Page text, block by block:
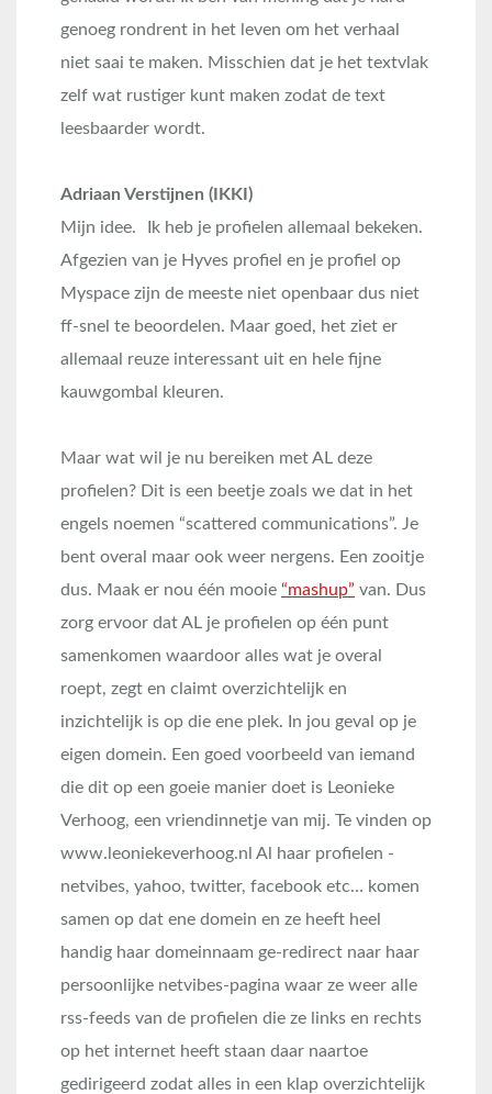
genoeg rondrent in het leven om het verhaal
niet saai te maken. Misschien dat je het textvlak
zelf wat rustiger kunt maken zodat de text
leesbaarder wordt.
Adriaan Verstijnen (IKKI)
Mijn idee. Ik heb je profielen allemaal bekeken.
Afgezien van je Hyves profiel en je profiel op
Myspace zijn de meeste niet openbaar dus niet
ff-snel te beoordelen. Maar goed, het ziet er
allemaal reuze interessant uit en hele fijne
kauwgombal kleuren.
Maar wat wil je nu bereiken met AL deze
profielen? Dit is een beetje zoals we dat in het
engels noemen “scattered communications”. Je
bent overal maar ook weer nergens. Een zooitje
dus. Maak er nou één mooie “mashup” van. Dus
zorg ervoor dat AL je profielen op één punt
samenkomen waardoor alles wat je overal
roept, zegt en claimt overzichtelijk en
inzichtelijk is op die ene plek. In jou geval op je
eigen domein. Een goed voorbeeld van iemand
die dit op een goeie manier doet is Leonieke
Verhoog, een vriendinnetje van mij. Te vinden op
www.leoniekeverhoog.nl Al haar profielen -
netvibes, yahoo, twitter, facebook etc… komen
samen op dat ene domein en ze heeft heel
handig haar domeinnaam ge-redirect naar haar
persoonlijke netvibes-pagina waar ze weer alle
rss-feeds van de profielen die ze links en rechts
op het internet heeft staan daar naartoe
gedirigeerd zodat alles in een klap overzichtelijk